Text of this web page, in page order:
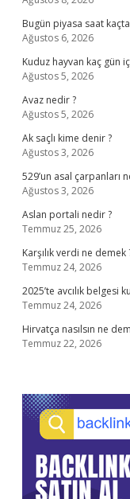
Bugün piyasa saat
Ağustos 6, 2026
Kuduz hayvan kaç gün
Ağustos 5, 2026
Avaz nedir ?
Ağustos 5, 2026
Ak saçlı kime denir ?
Ağustos 3, 2026
529’un asal çarpanları
Ağustos 3, 2026
Aslan portali nedir ?
Temmuz 25, 2026
Karşılık verdi ne demek
Temmuz 24, 2026
2025’te avcılık belgesi
Temmuz 24, 2026
Hirvatça nasılsın ne
Temmuz 22, 2026